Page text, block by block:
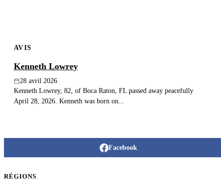
AVIS
Kenneth Lowrey
28 avril 2026
Kenneth Lowrey, 82, of Boca Raton, FL passed away peacefully
April 28, 2026. Kenneth was born on...
Facebook
RÉGIONS